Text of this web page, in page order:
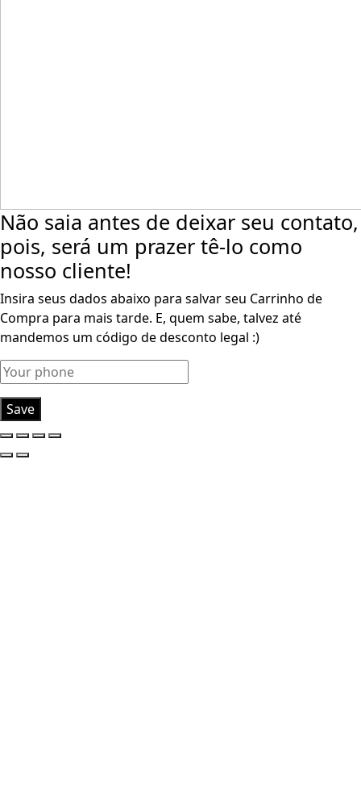
Não saia antes de deixar seu contato,
pois, será um prazer tê-lo como
nosso cliente!
Insira seus dados abaixo para salvar seu Carrinho de
Compra para mais tarde. E, quem sabe, talvez até
mandemos um código de desconto legal :)
Save